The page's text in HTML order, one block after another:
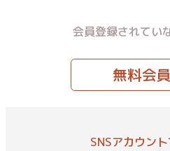
会員登録されてい
無料会
SNSアカウン